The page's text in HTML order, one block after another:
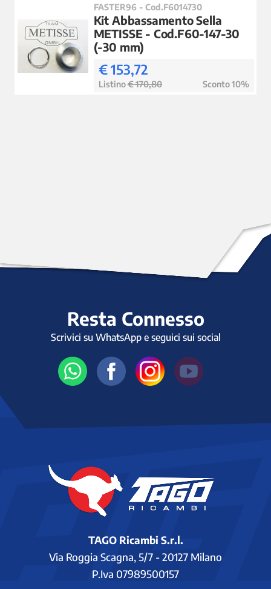
FASTER96 - Cod.F6014730
Kit Abbassamento Sella
METISSE - Cod.F60-147-30
(-30 mm)
€ 153,72
Listino€ 170,80 Sconto 10%
Resta Connesso
Scrivici su WhatsApp e seguici sui social
TAGO Ricambi S.r.l.
Via Roggia Scagna, 5/7 - 20127 Milano
P.Iva 07989500157